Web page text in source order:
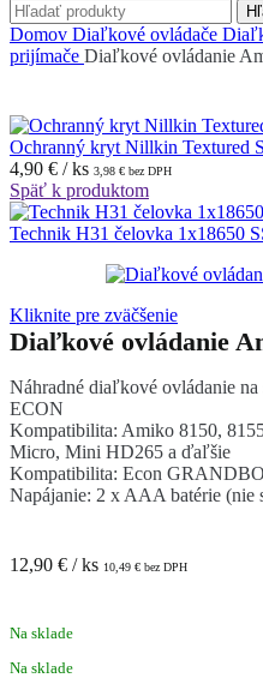
Domov Diaľkové ovládače
prijímače Diaľkové ovládanie
Ochranný kryt Nillkin Textured
4,90 € / ks 3,98 € bez DPH
Späť k produktom
Technik H31 čelovka 1x18650
Kliknite pre zväčšenie
Diaľkové ovládanie
Náhradné diaľkové ovládanie
ECON
Kompatibilita: Amiko 8150,
Micro, Mini HD265 a ďaľšie
Kompatibilita: Econ
Napájanie: 2 x AAA batérie (nie
12,90 € / ks 10,49 € bez DPH
Na sklade
Na sklade